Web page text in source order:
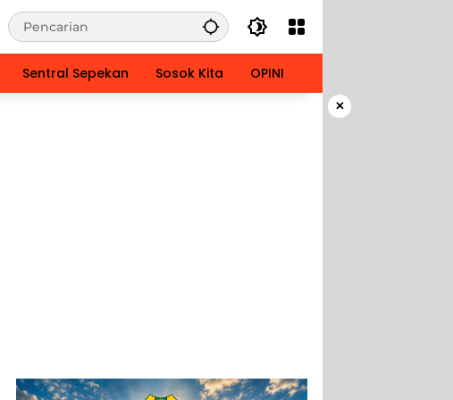
Sentral Sepekan Sosok Kita OPINI
×